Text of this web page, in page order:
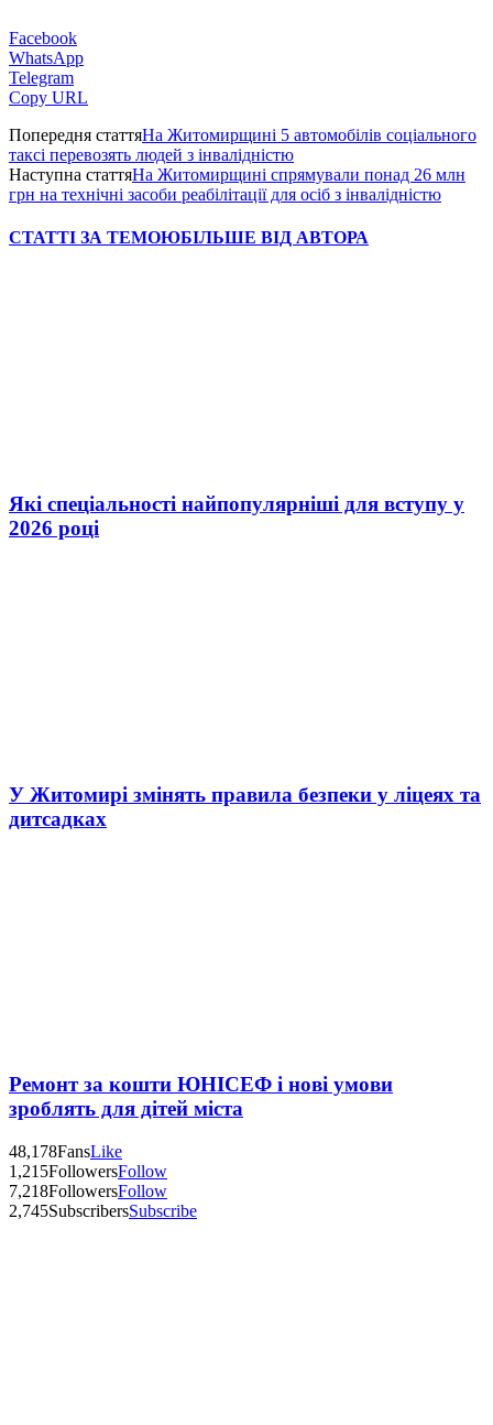
Facebook
WhatsApp
Telegram
Copy URL
Попередня статтяНа Житомирщині 5 автомобілів соціального
таксі перевозять людей з інвалідністю
Наступна статтяНа Житомирщині спрямували понад 26 млн
грн на технічні засоби реабілітації для осіб з інвалідністю
СТАТТІ ЗА ТЕМОЮБІЛЬШЕ ВІД АВТОРА
Які спеціальності найпопулярніші для вступу у
2026 році
У Житомирі змінять правила безпеки у ліцеях та
дитсадках
Ремонт за кошти ЮНІСЕФ і нові умови
зроблять для дітей міста
48,178FansLike
1,215FollowersFollow
7,218FollowersFollow
2,745SubscribersSubscribe